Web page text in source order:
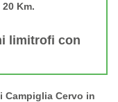
Km.
limitrofi con
Campiglia Cervo in